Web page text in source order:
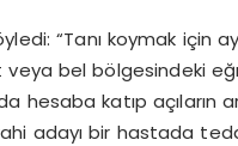
“Tanı koymak
bel bölgesindeki
hesaba katıp
adayı bir hastada